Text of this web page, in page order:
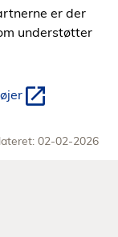
er der
understøtter
02-02-2026